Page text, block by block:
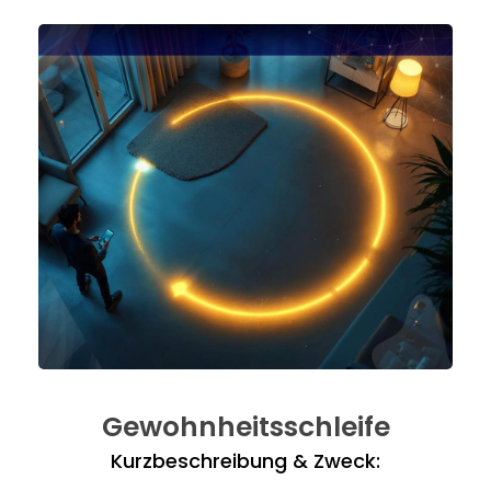
Gewohnheitsschleife
Kurzbeschreibung & Zweck: